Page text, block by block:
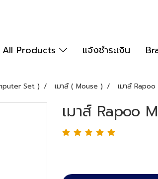
All Products แจ้งชำระเงิน
Set ) เมาส์ ( Mouse ) เมาส์
เมาส์ Rapoo